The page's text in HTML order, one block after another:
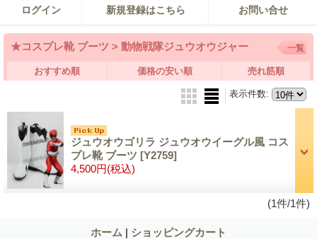
ログイン 新規登録はこちら お問い合せ
★コスプレ靴 ブーツ > 動物戦隊ジュウオウジャー 一覧
おすすめ順 価格の安い順 売れ筋順
表示件数:
ジュウオウゴリラ ジュウオウイーグル風 コス
プレ靴 ブーツ [Y2759]
4,500円(税込)
(1件/1件)
ホーム | ショッピングカート